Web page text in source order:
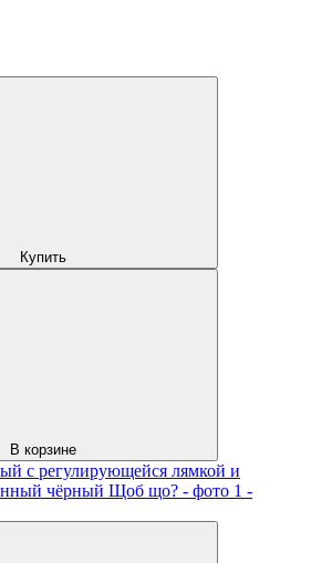
Купить
В корзине